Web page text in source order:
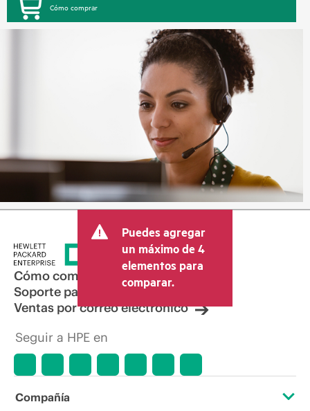
Cómo comprar
Puedes agregar
un máximo de 4
elementos para
comparar.
Cómo comprar
Soporte para productos
Ventas por correo electrónico
Seguir a HPE en
Compañía